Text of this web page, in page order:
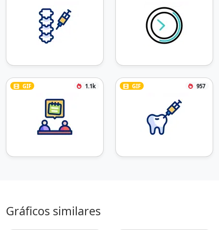
GIF 1.1k GIF 957
Gráficos similares